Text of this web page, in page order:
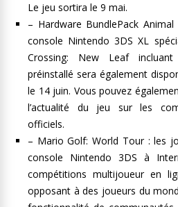
Le jeu sortira le 9 mai.
– Hardware BundlePack
console Nintendo 3DS XL
Crossing: New Leaf
préinstallé sera également
le 14 juin. Vous pouvez
l’actualité du jeu sur les
officiels.
– Mario Golf: World Tour : les
console Nintendo 3DS à
compétitions multijoueur en
opposant à des joueurs du